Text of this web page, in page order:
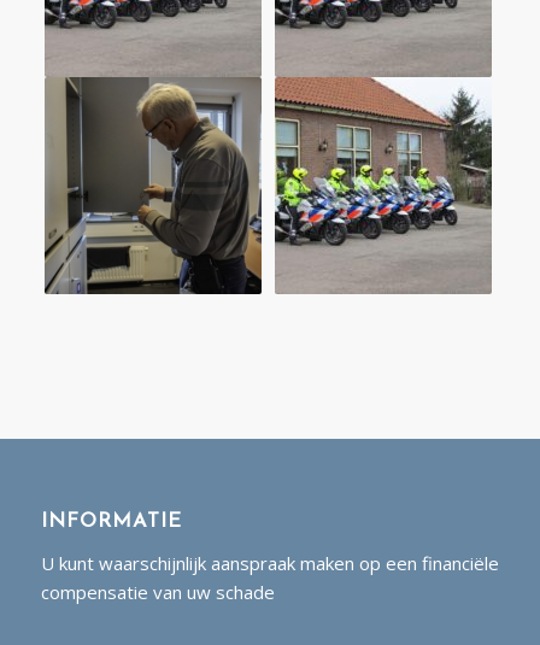
INFORMATIE
U kunt waarschijnlijk aanspraak maken op een financiële
compensatie van uw schade